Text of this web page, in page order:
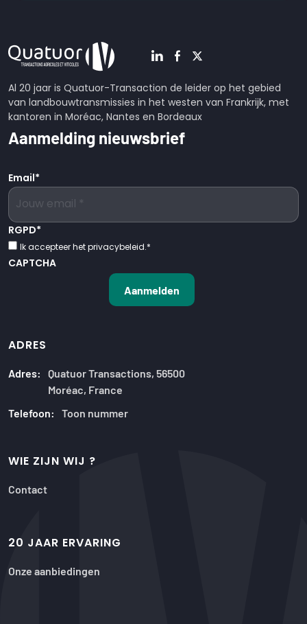
Al 20 jaar is Quatuor-Transaction de leider op het gebied
van landbouwtransmissies in het westen van Frankrijk, met
kantoren in Moréac, Nantes en Bordeaux
Aanmelding nieuwsbrief
Email*
RGPD*
Ik accepteer het privacybeleid.*
CAPTCHA
ADRES
Adres: Quatuor Transactions, 56500
Moréac, France
Telefoon: Toon nummer
WIE ZIJN WIJ ?
Contact
20 JAAR ERVARING
Onze aanbiedingen